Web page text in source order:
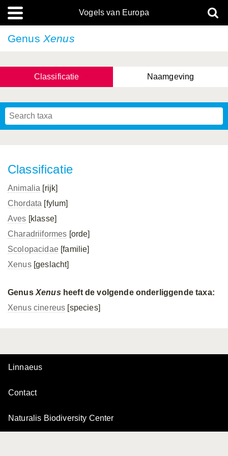
Vogels van Europa
Genus Xenus
Classificatie Naamgeving
Classificatie
Animalia [rijk]
Chordata [fylum]
Aves [klasse]
Charadriiformes [orde]
Scolopacidae[familie]
Xenus[geslacht]
Genus Xenusheeft de volgende onderliggende taxa:
Xenus cinereus [species]
Linnaeus
Contact
Naturalis Biodiversity Center